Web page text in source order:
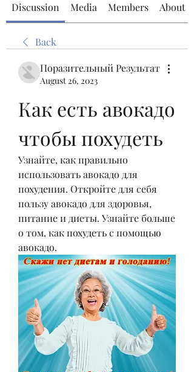
Discussion Media Members About
Back
Поразительный Результат
August 26, 2023
Как есть авокадо
чтобы похудеть
Узнайте, как правильно
использовать авокадо для
похудения. Откройте для себя
пользу авокадо для здоровья,
питание и диеты. Узнайте больше
о том, как похудеть с помощью
авокадо.